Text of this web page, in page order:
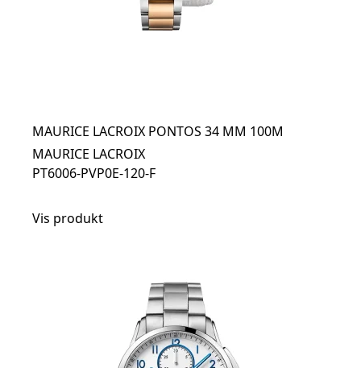
MAURICE LACROIX PONTOS 34 MM 100M
MAURICE LACROIX
PT6006-PVP0E-120-F
Vis produkt